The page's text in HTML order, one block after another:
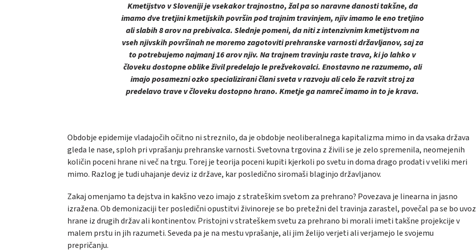
Kmetijstvo v Sloveniji je vsekakor trajnostno, žal pa so naravne danosti takšne, da
imamo dve tretjini kmetijskih površin pod trajnim travinjem, njiv imamo le eno tretjino
ali slabih 8 arov na prebivalca. Slednje pomeni, da niti z intenzivnim kmetijstvom na
vseh njivskih površinah ne moremo zagotoviti prehranske varnosti državljanov, saj za
to potrebujemo najmanj 16 arov njiv. Na trajnem travinju raste trava, ki jo lahko v
človeku dostopne oblike živil predelajo le prežvekovalci. Enostavno ne razumemo, ali
imajo posamezni ozko specializirani člani sveta v razvoju ali celo že razvit stroj za
predelavo trave v človeku dostopno hrano. Kmetje ga namreč imamo in to je krava.
Obdobje epidemije vladajočih očitno ni streznilo, da je obdobje neoliberalnega kapitalizma mimo in da vsaka država
gleda le nase, sploh pri vprašanju prehranske varnosti. Svetovna trgovina z živili se je zelo spremenila, neomejenih
količin poceni hrane ni več na trgu. Torej je teorija poceni kupiti kjerkoli po svetu in doma drago prodati v veliki meri
mimo. Razlog je tudi uhajanje deviz iz države, kar posledično siromaši blaginjo državljanov.
Zakaj omenjamo ta dejstva in kakšno vezo imajo z strateškim svetom za prehrano? Povezava je linearna in jasno
izražena. Ob demonizaciji ter posledični opustitvi živinoreje se bo pretežni del travinja zarastel, povečal pa se bo uvoz
hrane iz drugih držav ali kontinentov. Pristojni v strateškem svetu za prehrano bi morali imeti takšne projekcije v
malem prstu in jih razumeti. Seveda pa je na mestu vprašanje, ali jim želijo verjeti ali verjamejo le svojemu
prepričanju.